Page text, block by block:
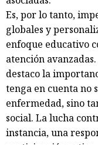
Es, por lo tanto,
globales y
enfoque educativo
atención
destaco la
tenga en cuenta no
enfermedad, sino
social. La lucha
instancia, una